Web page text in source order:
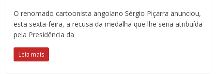
O renomado cartoonista angolano Sérgio Piçarra anunciou,
esta sexta-feira, a recusa da medalha que lhe seria atribuída
pela Presidência da
Leia mais